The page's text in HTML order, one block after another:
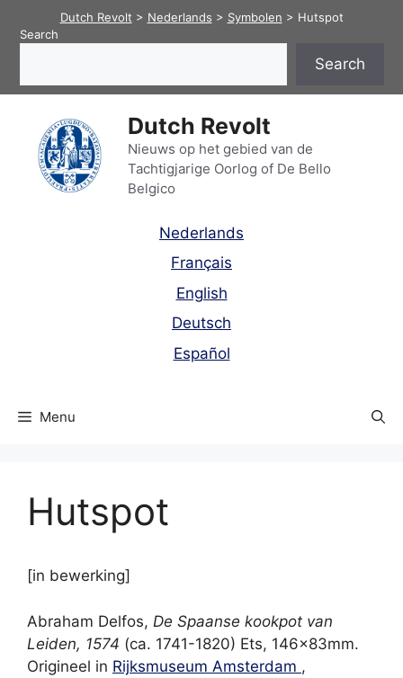
Dutch Revolt > Nederlands > Symbolen > Hutspot
Search
Search
Dutch Revolt
Nieuws op het gebied van de
Tachtigjarige Oorlog of De Bello
Belgico
Nederlands
Français
English
Deutsch
Español
Menu
Hutspot
[in bewerking]
Abraham Delfos, De Spaanse kookpot van
Leiden, 1574 (ca. 1741-1820) Ets, 146x83mm.
Origineel in Rijksmuseum Amsterdam ,